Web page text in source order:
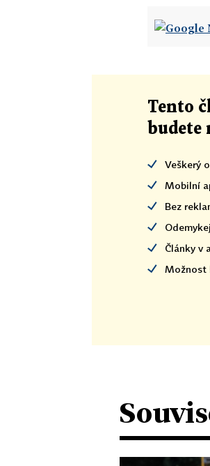
Tento
budete
Veškerý
Mobilní
Bez
Články v
Možnost